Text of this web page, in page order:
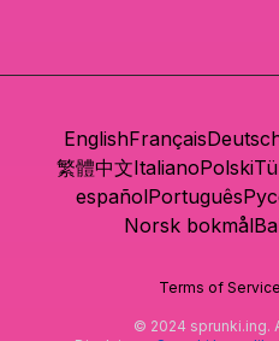
EnglishFrançais
繁體中文ItalianoPolski
españolPortuguês
Norsk bokmål
Terms of Service
© 2024 sprunki.ing.